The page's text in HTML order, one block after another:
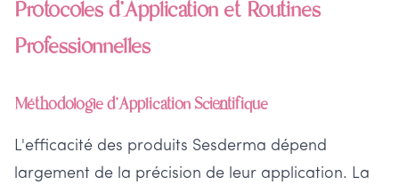
Protocoles d'Application et Routines
Professionnelles
Méthodologie d'Application Scientifique
L'efficacité des produits Sesderma dépend
largement de la précision de leur application. La